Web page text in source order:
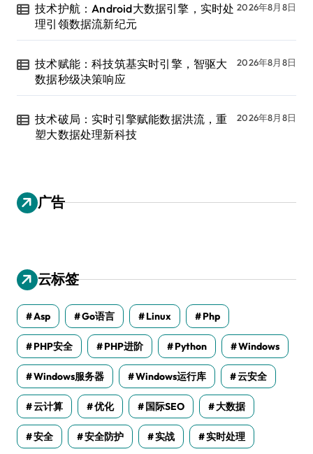
技术护航：Android大数据引擎，实时处
理引领数据流新纪元
2026年8月8日
技术赋能：科技筑基实时引擎，智驱大
数据秒级决策响应
2026年8月8日
技术破局：实时引擎赋能数据洪流，重
塑大数据处理新科技
2026年8月8日
广告
云标签
Asp Go语言 Linux Php
PHP安全 PHP进阶 Python Windows
Windows服务器 Windows运行库 云安全
云计算 优化 国际SEO 大数据
安全 安全防护 实战 实时处理